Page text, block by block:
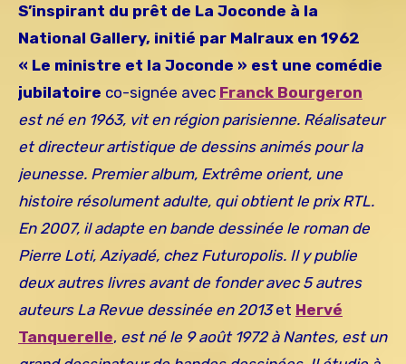
S’inspirant du prêt de La Joconde à la
National Gallery, initié par Malraux en 1962
« Le ministre et la Joconde » est une comédie
jubilatoire co-signée avec Franck Bourgeron
est né en 1963, vit en région parisienne. Réalisateur
et directeur artistique de dessins animés pour la
jeunesse. Premier album, Extrême orient, une
histoire résolument adulte, qui obtient le prix RTL.
En 2007, il adapte en bande dessinée le roman de
Pierre Loti, Aziyadé, chez Futuropolis. Il y publie
deux autres livres avant de fonder avec 5 autres
auteurs La Revue dessinée en 2013et Hervé
Tanquerelle, est né le 9 août 1972 à Nantes, est un